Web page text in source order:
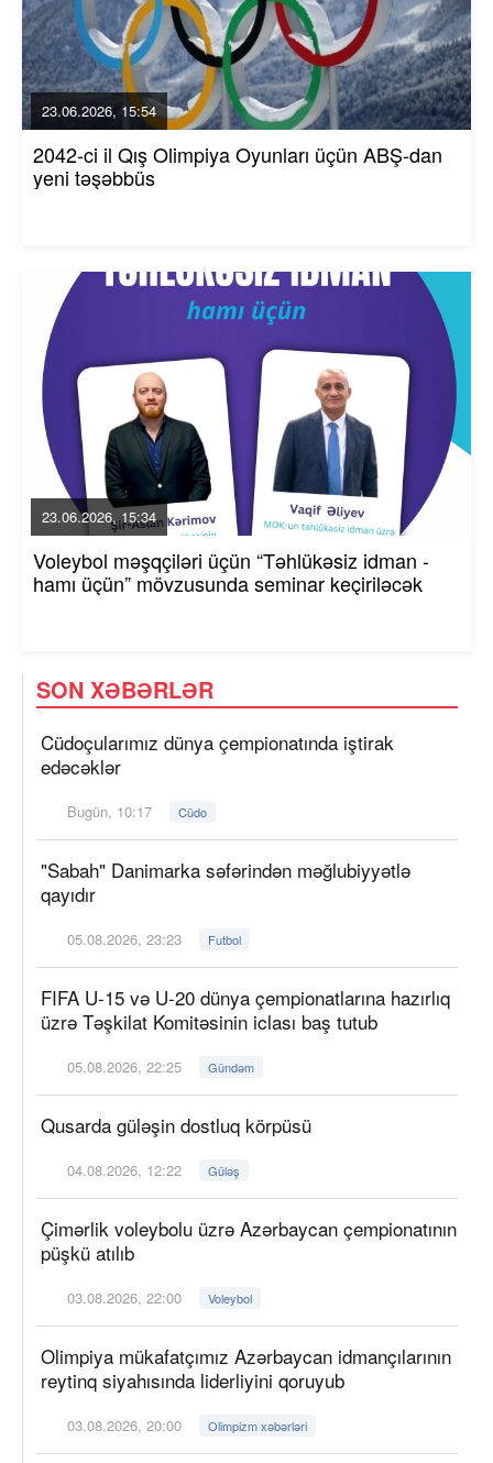
23.06.2026, 15:54
2042-ci il Qış Olimpiya Oyunları üçün ABŞ-dan
yeni təşəbbüs
23.06.2026, 15:34
Voleybol məşqçiləri üçün “Təhlükəsiz idman -
hamı üçün” mövzusunda seminar keçiriləcək
SON XƏBƏRLƏR
Cüdoçularımız dünya çempionatında iştirak
edəcəklər
Bugün, 10:17 Cüdo
"Sabah" Danimarka səfərindən məğlubiyyətlə
qayıdır
05.08.2026, 23:23 Futbol
FIFA U-15 və U-20 dünya çempionatlarına hazırlıq
üzrə Təşkilat Komitəsinin iclası baş tutub
05.08.2026, 22:25 Gündəm
Qusarda güləşin dostluq körpüsü
04.08.2026, 12:22 Güləş
Çimərlik voleybolu üzrə Azərbaycan çempionatının
püşkü atılıb
03.08.2026, 22:00 Voleybol
Olimpiya mükafatçımız Azərbaycan idmançılarının
reytinq siyahısında liderliyini qoruyub
03.08.2026, 20:00 Olimpizm xəbərləri